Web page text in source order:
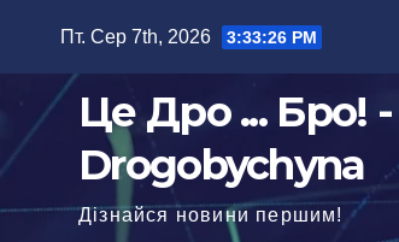
Пт. Сер 7th, 2026 3:33:27 PM
Це Дро ... Бро! -
Drogobychyna
Дізнайся новини першим!